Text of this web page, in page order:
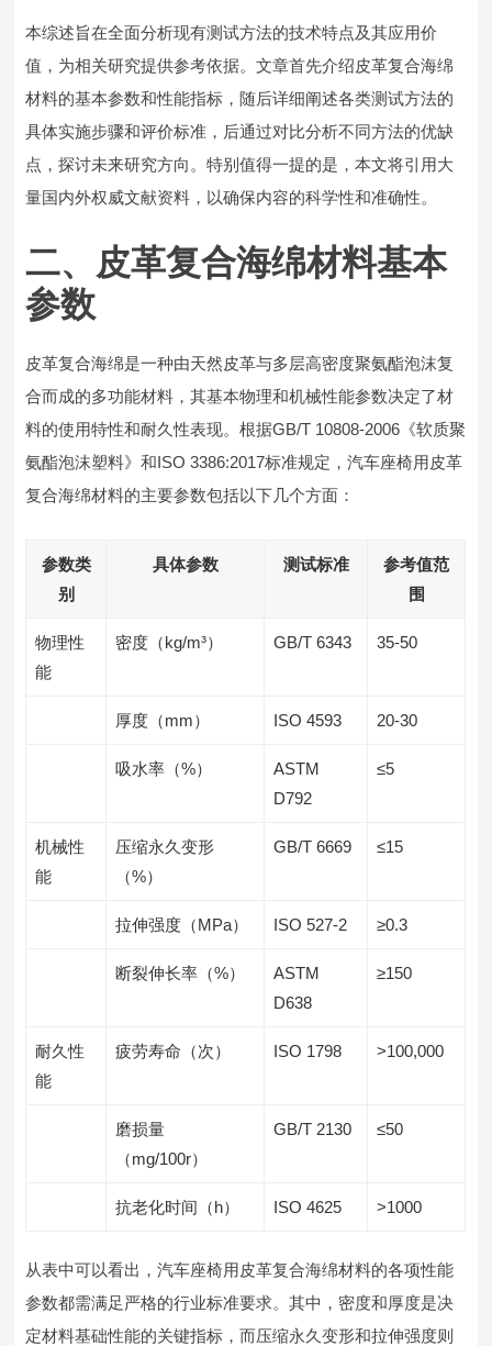
本综述旨在全面分析现有测试方法的技术特点及其应用价
值，为相关研究提供参考依据。文章首先介绍皮革复合海绵
材料的基本参数和性能指标，随后详细阐述各类测试方法的
具体实施步骤和评价标准，后通过对比分析不同方法的优缺
点，探讨未来研究方向。特别值得一提的是，本文将引用大
量国内外权威文献资料，以确保内容的科学性和准确性。
二、皮革复合海绵材料基本
参数
皮革复合海绵是一种由天然皮革与多层高密度聚氨酯泡沫复
合而成的多功能材料，其基本物理和机械性能参数决定了材
料的使用特性和耐久性表现。根据GB/T 10808-2006《软质聚
氨酯泡沫塑料》和ISO 3386:2017标准规定，汽车座椅用皮革
复合海绵材料的主要参数包括以下几个方面：
参数类
别
具体参数 测试标准
参考值范
围
物理性
能
密度（kg/m³） GB/T 6343 35-50
厚度（mm） ISO 4593 20-30
吸水率（%）
ASTM
D792
≤5
机械性
能
压缩永久变形
（%）
GB/T 6669 ≤15
拉伸强度（MPa） ISO 527-2 ≥0.3
断裂伸长率（%）
ASTM
D638
≥150
耐久性
能
疲劳寿命（次） ISO 1798 >100,000
磨损量
（mg/100r）
GB/T 2130 ≤50
抗老化时间（h） ISO 4625 >1000
从表中可以看出，汽车座椅用皮革复合海绵材料的各项性能
参数都需满足严格的行业标准要求。其中，密度和厚度是决
定材料基础性能的关键指标，而压缩永久变形和拉伸强度则